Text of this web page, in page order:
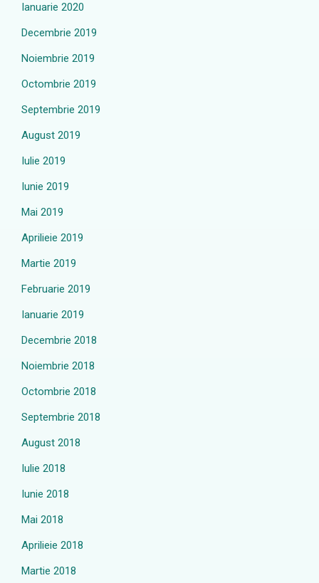
Ianuarie 2020
Decembrie 2019
Noiembrie 2019
Octombrie 2019
Septembrie 2019
August 2019
Iulie 2019
Iunie 2019
Mai 2019
Aprilieie 2019
Martie 2019
Februarie 2019
Ianuarie 2019
Decembrie 2018
Noiembrie 2018
Octombrie 2018
Septembrie 2018
August 2018
Iulie 2018
Iunie 2018
Mai 2018
Aprilieie 2018
Martie 2018